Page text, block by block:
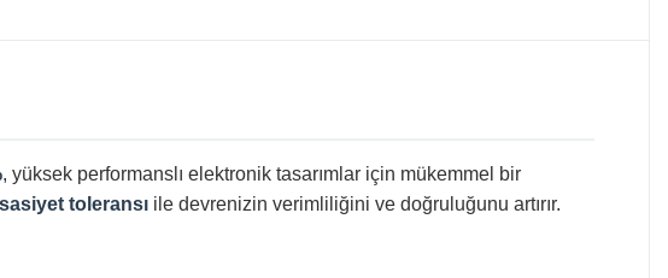
, yüksek performanslı elektronik tasarımlar için mükemmel bir
toleransı ile devrenizin verimliliğini ve doğruluğunu artırır.